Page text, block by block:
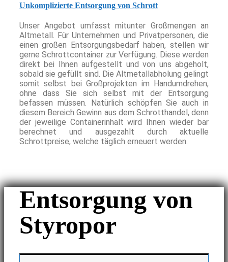
Unkomplizierte Entsorgung von Schrott
Unser Angebot umfasst mitunter Großmengen an
Altmetall. Für Unternehmen und Privatpersonen, die
einen großen Entsorgungsbedarf haben, stellen wir
gerne Schrottcontainer zur Verfügung. Diese werden
direkt bei Ihnen aufgestellt und von uns abgeholt,
sobald sie gefüllt sind. Die Altmetallabholung gelingt
somit selbst bei Großprojekten im Handumdrehen,
ohne dass Sie sich selbst mit der Entsorgung
befassen müssen. Natürlich schöpfen Sie auch in
diesem Bereich Gewinn aus dem Schrotthandel, denn
der jeweilige Containerinhalt wird Ihnen wieder bar
berechnet und ausgezahlt durch aktuelle
Schrottpreise, welche täglich erneuert werden.
Entsorgung von
Styropor